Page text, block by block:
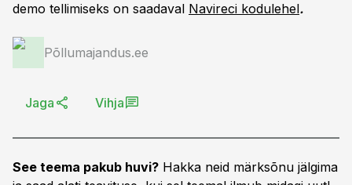
demo tellimiseks on saadaval Navireci kodulehel.
Põllumajandus.ee
Jaga Vihja
See teema pakub huvi? Hakka neid märksõnu jälgima